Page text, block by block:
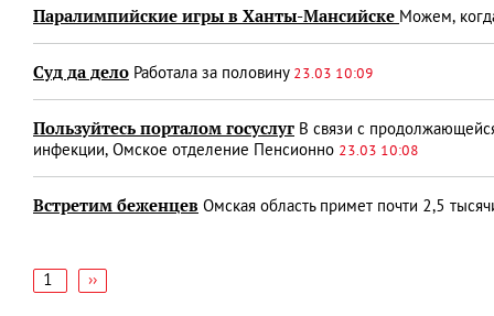
Паралимпийские игры в Ханты-Мансийске Можем,
Суд да дело Работала за половину 23.03 10:09
Пользуйтесь порталом госуслуг В связи с
инфекции, Омское отделение Пенсионно 23.03 10:08
Встретим беженцев Омская область примет почти 2,5
1
Следующая
››